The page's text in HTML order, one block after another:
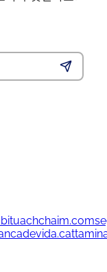
bituachchaim.com